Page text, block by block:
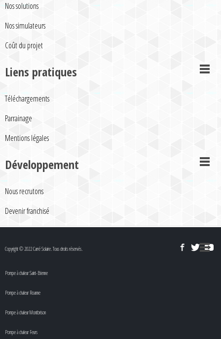
Nos solutions
Nos simulateurs
Coût du projet
Liens pratiques
Téléchargements
Parrainage
Mentions légales
Développement
Nous recrutons
Devenir franchisé
Copyright © 2022 Carré Solaire. Tous droits réservés.
Pompe à chaleur Saint-Etienne
Pompe à chaleur Roanne
Pompe à chaleur Montbrison
Pompe à chaleur Feurs